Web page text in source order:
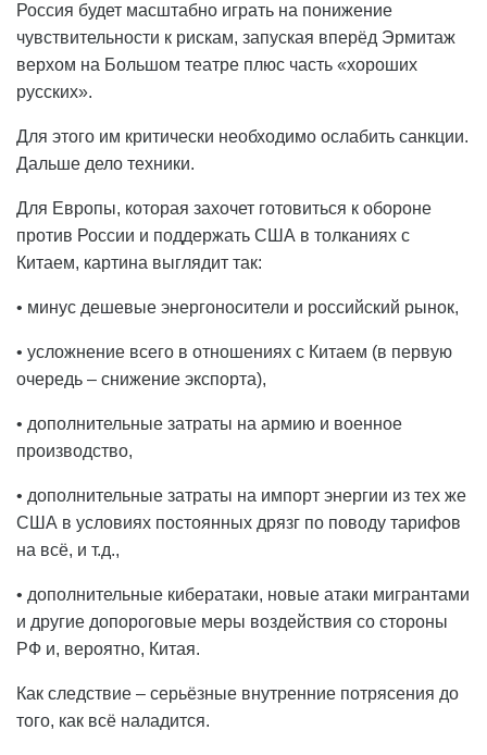
Россия будет масштабно играть на понижение
чувствительности к рискам, запуская вперёд Эрмитаж
верхом на Большом театре плюс часть «хороших
русских».
Для этого им критически необходимо ослабить санкции.
Дальше дело техники.
Для Европы, которая захочет готовиться к обороне
против России и поддержать США в толканиях с
Китаем, картина выглядит так:
• минус дешевые энергоносители и российский рынок,
• усложнение всего в отношениях с Китаем (в первую
очередь – снижение экспорта),
• дополнительные затраты на армию и военное
производство,
• дополнительные затраты на импорт энергии из тех же
США в условиях постоянных дрязг по поводу тарифов
на всё, и т.д.,
• дополнительные кибератаки, новые атаки мигрантами
и другие допороговые меры воздействия со стороны
РФ и, вероятно, Китая.
Как следствие – серьёзные внутренние потрясения до
того, как всё наладится.